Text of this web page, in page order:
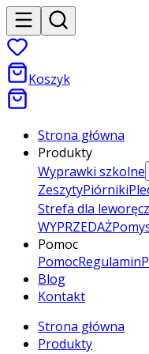
Koszyk
Strona główna
Produkty
Wyprawki szkolne
ZeszytyPiórniki
Strefa dla
WYPRZEDAŻ
Pomoc
PomocRegulamin
Blog
Kontakt
Strona główna
Produkty